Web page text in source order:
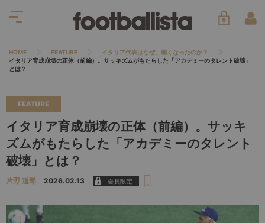
HOME FEATURE
イタリア代表はなぜ、弱くなったのか？
イタリア育成崩壊の正体（前編）。サッキズムがもたらした「アカデミーのタレント破壊」
とは？
FEATURE
イタリア育成崩壊の正体（前編）。サッキ
ズムがもたらした「アカデミーのタレント
破壊」とは？
片野 道郎 2026.02.13